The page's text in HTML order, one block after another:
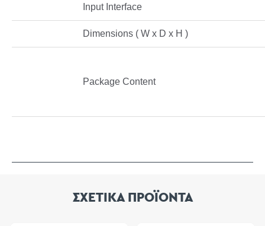
Input Interface
Dimensions ( W x D x H )
Package Content
ΣΧΕΤΙΚΑ ΠΡΟΪΟΝΤΑ